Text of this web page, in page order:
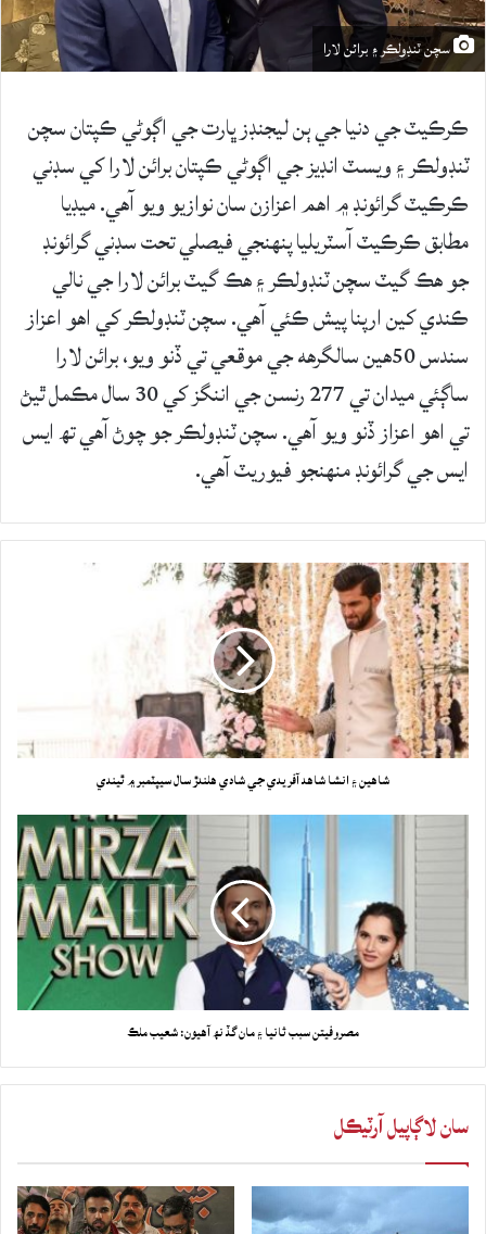
سچن ٽنڊولڪر ۽ برائن لارا
ڪرڪيٽ جي دنيا جي ٻن ليجنڊز ڀارت جي اڳوڻي ڪپتان سچن
ٽنڊولڪر ۽ ويسٽ انڊيز جي اڳوڻي ڪپتان برائن لارا کي سڊني
ڪرڪيٽ گرائونڊ ۾ اهم اعزازن سان نوازيو ويو آهي. ميڊيا
مطابق ڪرڪيٽ آسٽريليا پنهنجي فيصلي تحت سڊني گرائونڊ
جو هڪ گيٽ سچن ٽنڊولڪر ۽ هڪ گيٽ برائن لارا جي نالي
ڪندي کين ارپنا پيش ڪئي آهي. سچن ٽنڊولڪر کي اهو اعزاز
سندس 50هين سالگرهه جي موقعي تي ڏنو ويو، برائن لارا
ساڳئي ميدان تي 277 رنسن جي اننگز کي 30 سال مڪمل ٿيڻ
تي اهو اعزاز ڏنو ويو آهي. سچن ٽنڊولڪر جو چوڻ آهي تھ ايس
ايس جي گرائونڊ منهنجو فيوريٽ آهي.
شاهين ۽ انشا شاهد آفريدي جي شادي هلندڙ سال سيپٽمبر ۾ ٿيندي
مصروفيتن سبب ثانيا ۽ مان گڏ نھ آهيون: شعيب ملڪ
سان لاڳاپيل آرٽيڪل